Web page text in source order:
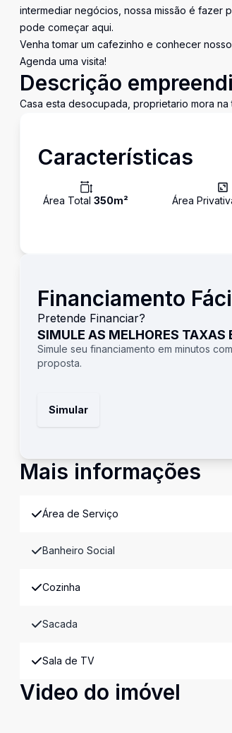
intermediar negócios, nossa missão é fazer
pode começar aqui.
Venha tomar um cafezinho e conhecer
Agenda uma visita!
Descrição
Casa esta desocupada, proprietario mora
Características
Área Total 350m² Área
Financiamento
Pretende Financiar?
SIMULE AS MELHORES TAXAS
Simule seu financiamento em minutos
proposta.
Simular
Mais informações
Área de Serviço
Banheiro Social
Cozinha
Sacada
Sala de TV
Video do imóvel